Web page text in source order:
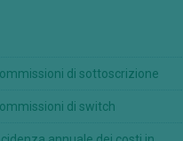
di sottoscrizione
di switch
dipende dalla situazione
di investimenti, si
investimento aventi ad